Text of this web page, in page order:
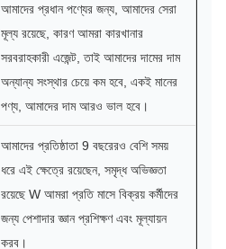
আমাদের প্রধান পণ্যের জন্য, আমাদের সেরা
মূল্য রয়েছে, কারণ আমরা কারখানার
সরবরাহকারী এজেন্ট, তাই আমাদের দামের দাম
অন্যান্য সংস্থার চেয়ে কম হবে, একই মানের
পণ্য, আমাদের দাম আরও ভাল হবে।
আমাদের প্রতিষ্ঠাতা 9 বছরেরও বেশি সময়
ধরে এই ক্ষেত্রে রয়েছেন, সমৃদ্ধ অভিজ্ঞতা
রয়েছে W আমরা প্রতি মাসে বিক্রয় কর্মীদের
জন্য পেশাদার জ্ঞান প্রশিক্ষণ এবং মূল্যায়ন
করব।